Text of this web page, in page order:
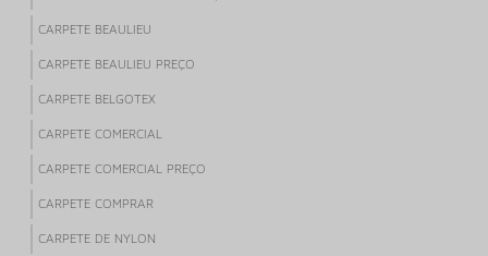
CARPETE BEAULIEU
CARPETE BEAULIEU PREÇO
CARPETE BELGOTEX
CARPETE COMERCIAL
CARPETE COMERCIAL PREÇO
CARPETE COMPRAR
CARPETE DE NYLON